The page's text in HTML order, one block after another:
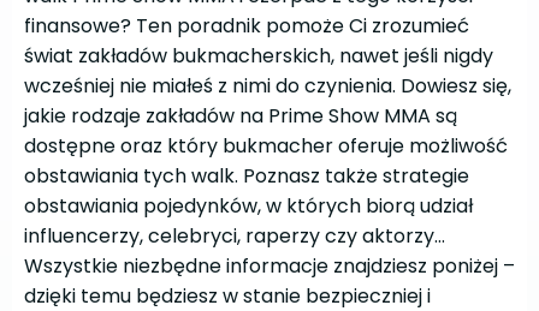
finansowe? Ten poradnik pomoże Ci zrozumieć
świat zakładów bukmacherskich, nawet jeśli nigdy
wcześniej nie miałeś z nimi do czynienia. Dowiesz się,
jakie rodzaje zakładów na Prime Show MMA są
dostępne oraz który bukmacher oferuje możliwość
obstawiania tych walk. Poznasz także strategie
obstawiania pojedynków, w których biorą udział
influencerzy, celebryci, raperzy czy aktorzy…
Wszystkie niezbędne informacje znajdziesz poniżej –
dzięki temu będziesz w stanie bezpieczniej i